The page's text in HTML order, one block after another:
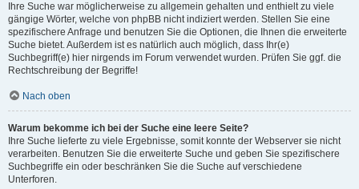
Ihre Suche war möglicherweise zu allgemein gehalten und enthielt zu viele
gängige Wörter, welche von phpBB nicht indiziert werden. Stellen Sie eine
spezifischere Anfrage und benutzen Sie die Optionen, die Ihnen die erweiterte
Suche bietet. Außerdem ist es natürlich auch möglich, dass Ihr(e)
Suchbegriff(e) hier nirgends im Forum verwendet wurden. Prüfen Sie ggf. die
Rechtschreibung der Begriffe!
Nach oben
Warum bekomme ich bei der Suche eine leere Seite?
Ihre Suche lieferte zu viele Ergebnisse, somit konnte der Webserver sie nicht
verarbeiten. Benutzen Sie die erweiterte Suche und geben Sie spezifischere
Suchbegriffe ein oder beschränken Sie die Suche auf verschiedene
Unterforen.